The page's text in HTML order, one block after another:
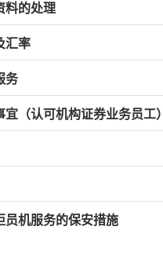
料的处理
汇率
务
宜（认可机构证券业务员工）
员机服务的保安措施